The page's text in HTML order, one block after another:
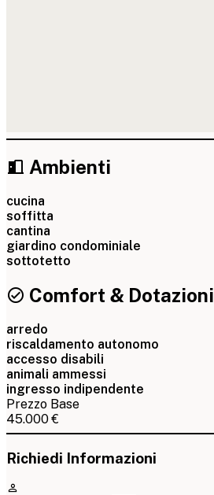
Ambienti
cucina
soffitta
cantina
giardino condominiale
sottotetto
Comfort & Dotazioni
arredo
riscaldamento autonomo
accesso disabili
animali ammessi
ingresso indipendente
Prezzo Base
45.000 €
Richiedi Informazioni